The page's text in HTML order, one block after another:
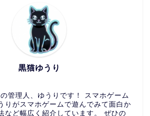
黒猫ゆうり
管理人、ゆうりです！ スマホゲーム
りがスマホゲームで遊んでみて面白か
など幅広く紹介しています。 ぜひの